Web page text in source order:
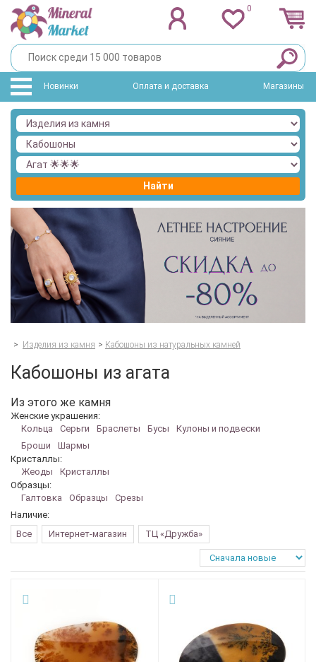
0
Новинки Оплата и доставка Магазины
Найти
> Изделия из камня > Кабошоны из натуральных камней
Кабошоны из агата
Из этого же камня
Женские украшения:
Кольца
Серьги Браслеты Бусы
Кулоны и подвески
Броши
Шармы
Кристаллы:
Жеоды
Кристаллы
Образцы:
Галтовка
Образцы
Срезы
Наличие:
Все
Интернет-магазин ТЦ «Дружба»